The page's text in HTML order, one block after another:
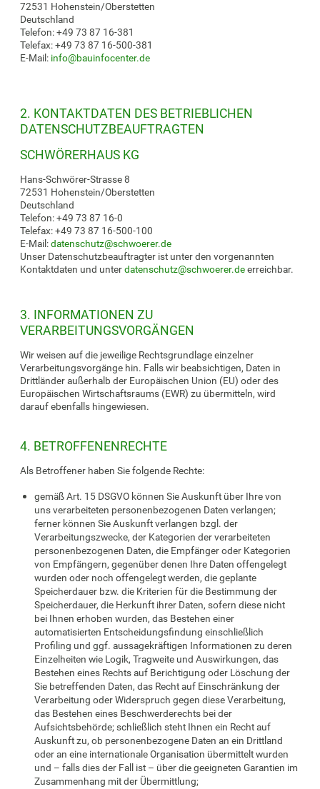
72531 Hohenstein/Oberstetten
Deutschland
Telefon: +49 73 87 16-381
Telefax: +49 73 87 16-500-381
E-Mail: info@bauinfocenter.de
2. KONTAKTDATEN DES BETRIEBLICHEN
DATENSCHUTZBEAUFTRAGTEN
SCHWÖRERHAUS KG
Hans-Schwörer-Strasse 8
72531 Hohenstein/Oberstetten
Deutschland
Telefon: +49 73 87 16-0
Telefax: +49 73 87 16-500-100
E-Mail:datenschutz@schwoerer.de
Unser Datenschutzbeauftragter ist unter den vorgenannten
Kontaktdaten und unterdatenschutz@schwoerer.deerreichbar.
3. INFORMATIONEN ZU
VERARBEITUNGSVORGÄNGEN
Wir weisen auf die jeweilige Rechtsgrundlage einzelner
Verarbeitungsvorgänge hin. Falls wir beabsichtigen, Daten in
Drittländer außerhalb der Europäischen Union (EU) oder des
Europäischen Wirtschaftsraums (EWR) zu übermitteln, wird
darauf ebenfalls hingewiesen.
4. BETROFFENENRECHTE
Als Betroffener haben Sie folgende Rechte:
gemäß Art. 15 DSGVO können Sie Auskunft über Ihre von
uns verarbeiteten personenbezogenen Daten verlangen;
ferner können Sie Auskunft verlangen bzgl. der
Verarbeitungszwecke, der Kategorien der verarbeiteten
personenbezogenen Daten, die Empfänger oder Kategorien
von Empfängern, gegenüber denen Ihre Daten offengelegt
wurden oder noch offengelegt werden, die geplante
Speicherdauer bzw. die Kriterien für die Bestimmung der
Speicherdauer, die Herkunft ihrer Daten, sofern diese nicht
bei Ihnen erhoben wurden, das Bestehen einer
automatisierten Entscheidungsfindung einschließlich
Profiling und ggf. aussagekräftigen Informationen zu deren
Einzelheiten wie Logik, Tragweite und Auswirkungen, das
Bestehen eines Rechts auf Berichtigung oder Löschung der
Sie betreffenden Daten, das Recht auf Einschränkung der
Verarbeitung oder Widerspruch gegen diese Verarbeitung,
das Bestehen eines Beschwerderechts bei der
Aufsichtsbehörde; schließlich steht Ihnen ein Recht auf
Auskunft zu, ob personenbezogene Daten an ein Drittland
oder an eine internationale Organisation übermittelt wurden
und – falls dies der Fall ist – über die geeigneten Garantien im
Zusammenhang mit der Übermittlung;